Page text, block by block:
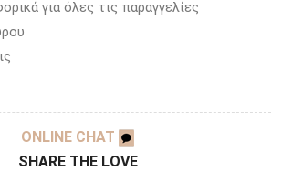
για όλες τις παραγγελίες
ONLINE CHAT
SHARE THE LOVE